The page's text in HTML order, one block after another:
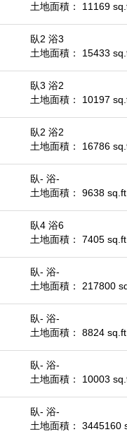
土地面積： 11169
臥2 浴3
土地面積： 15433
臥3 浴2
土地面積： 10197
臥2 浴2
土地面積： 16786
臥- 浴-
土地面積： 9638 sq.ft
臥4 浴6
土地面積： 7405 sq.ft
臥- 浴-
土地面積： 217800
臥- 浴-
土地面積： 8824 sq.ft
臥- 浴-
土地面積： 10003
臥- 浴-
土地面積： 3445160